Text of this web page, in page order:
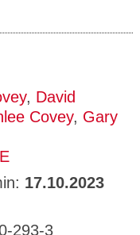
, David
Covey, Gary
17.10.2023
293-3